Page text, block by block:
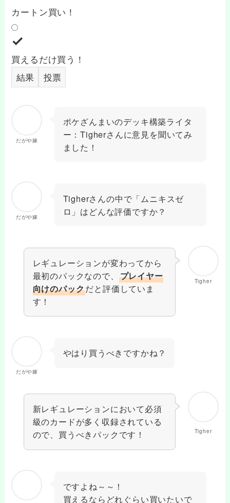
カートン買い！
買えるだけ買う！
結果
投票
だがや嫁
ポケざんまいのデッキ構築ライタ
ー：Tigherさんに意見を聞いてみ
ました！
だがや嫁
Tigherさんの中で「ムニキスゼ
ロ」はどんな評価ですか？
Tigher
レギュレーションが変わってから
最初のパックなので、
プレイヤー
向けのパックだと評価していま
す！
だがや嫁
やはり買うべきですかね？
Tigher
新レギュレーションにおいて必須
級のカードが多く収録されている
ので、買うべきパックです！
ですよね～～！
買えるならどれぐらい買いたいで